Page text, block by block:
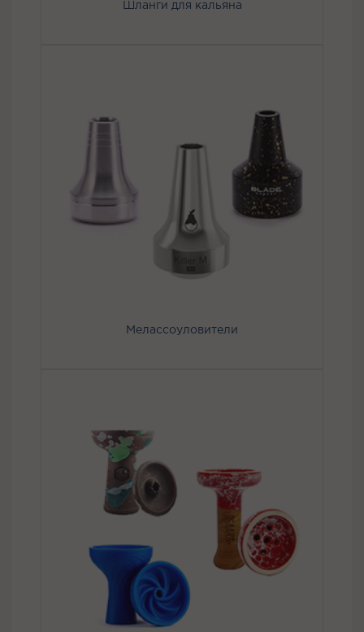
Шланги для кальяна
Мелассоуловители